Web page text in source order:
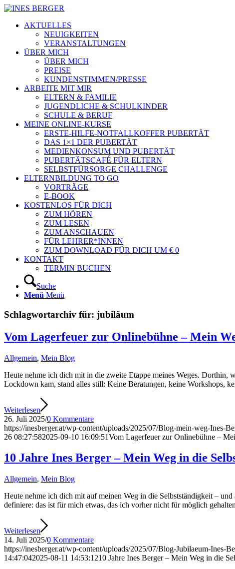
AKTUELLES
NEUIGKEITEN
VERANSTALTUNGEN
ÜBER MICH
ÜBER MICH
PREISE
KUNDENSTIMMEN/PRESSE
ARBEITE MIT MIR
ELTERN & FAMILIE
JUGENDLICHE & SCHULKINDER
SCHULE & BERUF
MEINE ONLINE-KURSE
ERSTE-HILFE-NOTFALLKOFFER PUBERTÄT
DAS 1×1 DER PUBERTÄT
MEDIENKONSUM UND PUBERTÄT
PUBERTÄTSCAFÉ FÜR ELTERN
SELBSTFÜRSORGE CHALLENGE
ELTERNBILDUNG TO GO
VORTRÄGE
E-BOOK
KOSTENLOS FÜR DICH
ZUM HÖREN
ZUM LESEN
ZUM ANSCHAUEN
FÜR LEHRER*INNEN
ZUM DOWNLOAD FÜR DICH UM € 0
KONTAKT
TERMIN BUCHEN
Suche
Menü Menü
Schlagwortarchiv für: jubiläum
Vom Lagerfeuer zur Onlinebühne – Mein
Allgemein, Mein Blog
Heute nehme ich dich mit in die zweite Etappe meines Weges.
Lockdown kam, stand alles still: Keine Beratungen, keine Workshops,
Weiterlesen
26. Juli 2025/0 Kommentare
https://inesberger.at/wp-content/uploads/2025/07/Blog-mein-weg-Ines-
26 08:27:582025-09-10 16:09:51Vom Lagerfeuer zur Onlinebühne –
10 Jahre Ines Berger – Mein Weg in die
Allgemein, Mein Blog
Heute nehme ich dich mit auf meinen Weg in die Selbstständigkeit –
definiere: das ist für mich etwas, das ich vorher nicht für möglich
Weiterlesen
14. Juli 2025/0 Kommentare
https://inesberger.at/wp-content/uploads/2025/07/Blog-Jubilaeum-Ines-
14:47:042025-08-11 14:53:1210 Jahre Ines Berger – Mein Weg in die